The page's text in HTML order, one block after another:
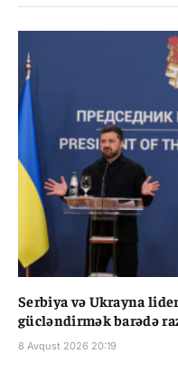
Serbiya və Ukrayna
gücləndirmək barədə
8 Avqust 2026 20:19